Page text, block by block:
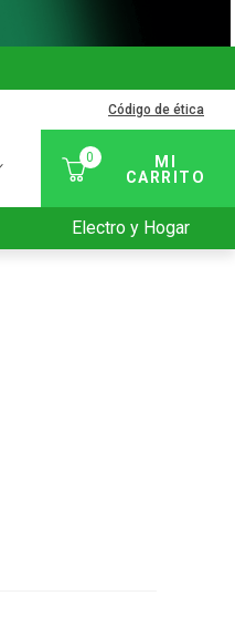
Código de ética
0
Electro y Hogar